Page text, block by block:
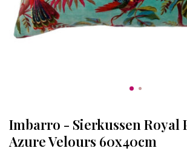
Imbarro - Sierkussen Royal
Azure Velours 60x40cm